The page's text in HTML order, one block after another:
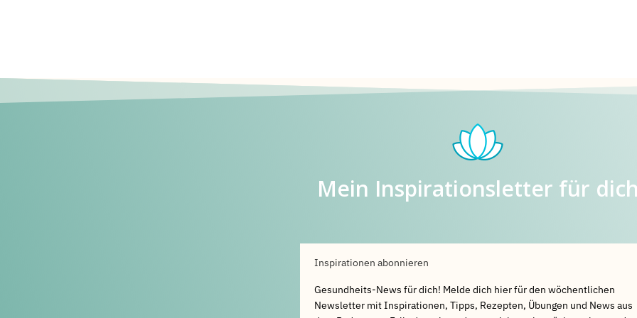
Mein Inspirationsletter für
Inspirationen abonnieren
Gesundheits-News für dich! Melde dich hier für den wöchentlichen
Newsletter mit Inspirationen, Tipps, Rezepten, Übungen und News aus